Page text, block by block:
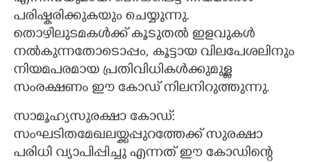
പരിഷ്കരിക്കുകയും ചെയ്യുന്നു.
തൊഴിലുടമകൾക്ക് കൂടുതൽ ഇളവുകൾ
നൽകുന്നതോടൊപ്പം, കൂട്ടായ വിലപേശലിനും
നിയമപരമായ പ്രതിവിധികൾക്കുമുള്ള
സംരക്ഷണം ഈ കോഡ് നിലനിറുത്തുന്നു.
സാമൂഹ്യസുരക്ഷാ കോഡ്:
സംഘടിതമേഖലയ്ക്കപ്പുറത്തേക്ക് സുരക്ഷാ
പരിധി വ്യാപിപ്പിച്ചു എന്നത് ഈ കോഡിന്റെ